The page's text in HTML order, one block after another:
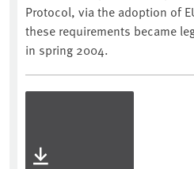
Protocol, via the adoption of
these requirements became
in spring 2004.